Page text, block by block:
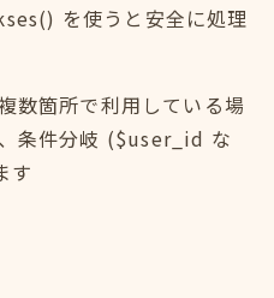
を使うと安全に処理
数箇所で利用している場
条件分岐 ($user_id な
す